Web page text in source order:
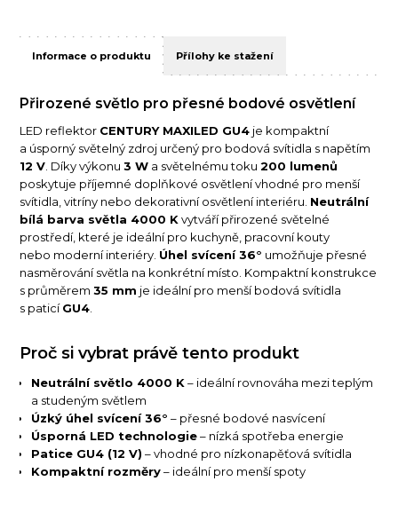
Informace o produktu Přílohy ke stažení
Přirozené světlo pro přesné bodové osvětlení
LED reflektor CENTURY MAXILED GU4 je kompaktní
a úsporný světelný zdroj určený pro bodová svítidla s napětím
12 V . Díky výkonu3 W a světelnému toku200 lumenů
poskytuje příjemné doplňkové osvětlení vhodné pro menší
svítidla, vitríny nebo dekorativní osvětlení interiéru. Neutrální
bílá barva světla 4000 K vytváří přirozené světelné
prostředí, které je ideální pro kuchyně, pracovní kouty
nebo moderní interiéry. Úhel svícení 36° umožňuje přesné
nasměrování světla na konkrétní místo. Kompaktní konstrukce
s průměrem35 mm je ideální pro menší bodová svítidla
s paticíGU4
Proč si vybrat právě tento produkt
Neutrální světlo 4000 K – ideální rovnováha mezi teplým
a studeným světlem
Úzký úhel svícení 36° – přesné bodové nasvícení
Úsporná LED technologie– nízká spotřeba energie
Patice GU4 (12 V) – vhodné pro nízkonapěťová svítidla
Kompaktní rozměry– ideální pro menší spoty